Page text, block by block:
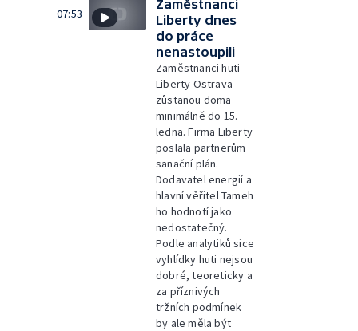
07:53
Zaměstnanci
Liberty dnes
do práce
nenastoupili
Zaměstnanci huti
Liberty Ostrava
zůstanou doma
minimálně do 15.
ledna. Firma Liberty
poslala partnerům
sanační plán.
Dodavatel energií a
hlavní věřitel Tameh
ho hodnotí jako
nedostatečný.
Podle analytiků sice
vyhlídky huti nejsou
dobré, teoreticky a
za příznivých
tržních podmínek
by ale měla být